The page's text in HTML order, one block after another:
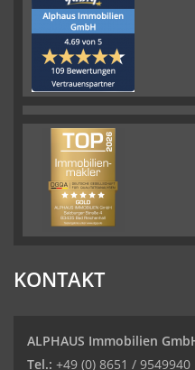
KONTAKT
ALPHAUS Immobilien
Tel.: +49 (0) 8651 / 9549940